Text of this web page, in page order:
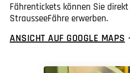
Fährentickets können Sie
StrausseeFähre erwerben.
ANSICHT AUF GOOGLE MAPS